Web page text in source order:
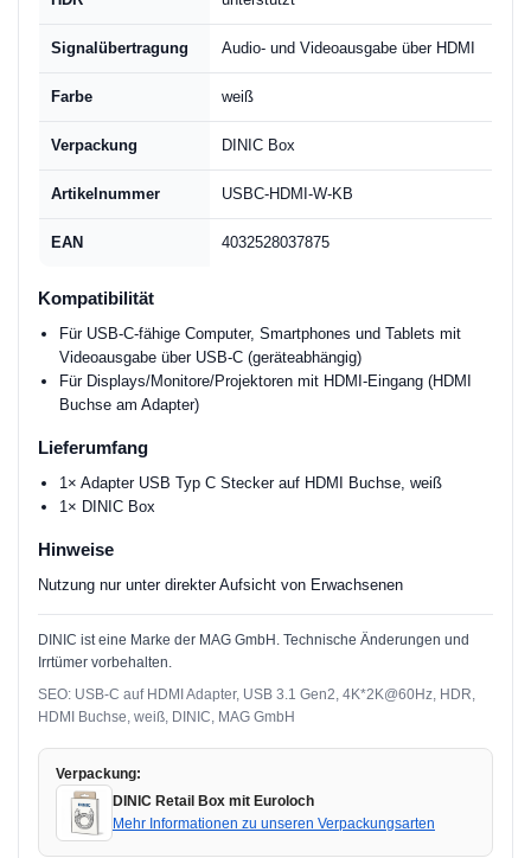
Signalübertragung Audio- und Videoausgabe über HDMI
Farbe weiß
Verpackung DINIC Box
Artikelnummer USBC-HDMI-W-KB
EAN 4032528037875
Kompatibilität
Für USB-C-fähige Computer, Smartphones und Tablets mit
Videoausgabe über USB-C (geräteabhängig)
Für Displays/Monitore/Projektoren mit HDMI-Eingang (HDMI
Buchse am Adapter)
Lieferumfang
1× Adapter USB Typ C Stecker auf HDMI Buchse, weiß
1× DINIC Box
Hinweise
Nutzung nur unter direkter Aufsicht von Erwachsenen
DINIC ist eine Marke der MAG GmbH. Technische Änderungen und
Irrtümer vorbehalten.
SEO: USB-C auf HDMI Adapter, USB 3.1 Gen2, 4K*2K@60Hz, HDR,
HDMI Buchse, weiß, DINIC, MAG GmbH
Verpackung:
DINIC Retail Box mit Euroloch
Mehr Informationen zu unseren Verpackungsarten